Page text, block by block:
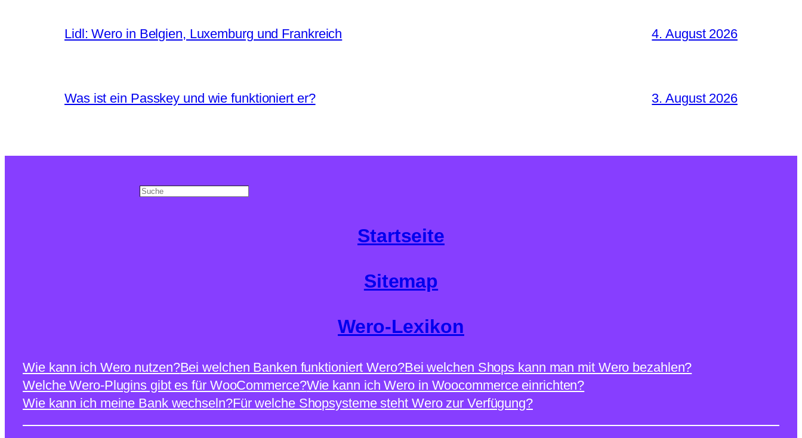
Lidl: Wero in Belgien, Luxemburg und Frankreich 4. August 2026
Was ist ein Passkey und wie funktioniert er? 3. August 2026
Startseite
Sitemap
Wero-Lexikon
Wie kann ich Wero nutzen?Bei welchen Banken funktioniert Wero?Bei welchen Shops kann man mit Wero bezahlen?
Welche Wero-Plugins gibt es für WooCommerce?Wie kann ich Wero in Woocommerce einrichten?
Wie kann ich meine Bank wechseln?Für welche Shopsysteme steht Wero zur Verfügung?